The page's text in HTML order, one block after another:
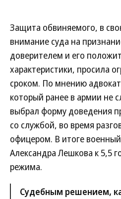
Защита обвиняемого, в
внимание суда на
доверителем и его
характеристики, просила
сроком. По мнению
который ранее в армии не
выбрал форму доведения
со службой, во время
офицером. В итоге
Александра Лешкова к 5,5
режима.
Судебным решением,